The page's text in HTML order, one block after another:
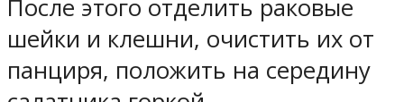
После этого отделить раковые
шейки и клешни, очистить их от
панциря, положить на середину